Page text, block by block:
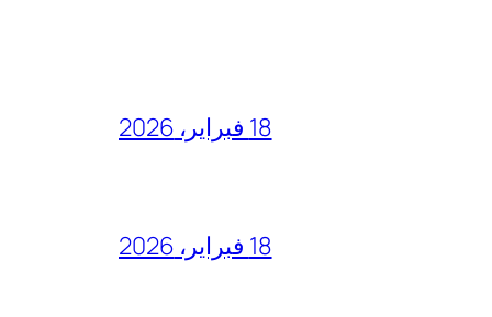
18 فبراير، 2026
18 فبراير، 2026